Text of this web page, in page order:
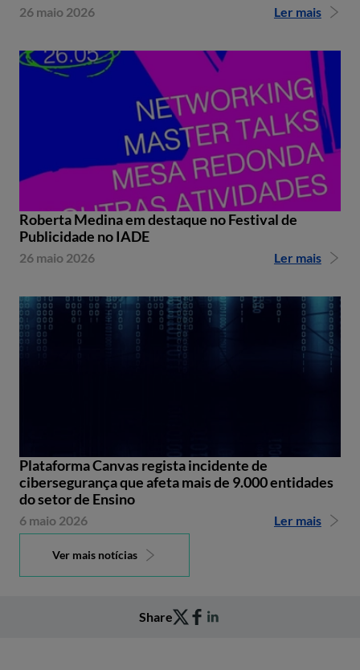
26 maio 2026 Ler mais
Roberta Medina em destaque no Festival de
Publicidade no IADE
26 maio 2026 Ler mais
Plataforma Canvas regista incidente de
cibersegurança que afeta mais de 9.000 entidades
do setor de Ensino
6 maio 2026 Ler mais
Ver mais notícias
Share